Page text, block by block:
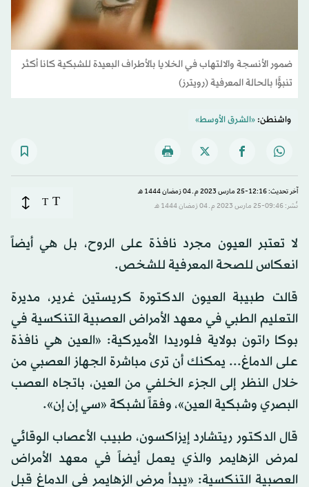
ضمور الأنسجة والالتهاب في الخلايا بالأطراف البعيدة للشبكية كانا أكثر
تنبؤًا بالحالة المعرفية (رويترز)
واشنطن:«الشرق الأوسط»
آخر تحديث: 12:16-25 مارس 2023 م ـ 04 رَمضان 1444 هـ
نُشر: 09:46-25 مارس 2023 م ـ 04 رَمضان 1444 هـ
T
T
لا تعتبر العيون مجرد نافذة على الروح، بل هي أيضاً
انعكاس للصحة المعرفية للشخص.
قالت طبيبة العيون الدكتورة كريستين غرير، مديرة
التعليم الطبي في معهد الأمراض العصبية التنكسية في
بوكا راتون بولاية فلوريدا الأميركية: «العين هي نافذة
على الدماغ... يمكنك أن ترى مباشرة الجهاز العصبي من
خلال النظر إلى الجزء الخلفي من العين، باتجاه العصب
البصري وشبكية العين»، وفقاً لشبكة «سي إن إن».
قال الدكتور ريتشارد إيزاكسون، طبيب الأعصاب الوقائي
لمرض الزهايمر والذي يعمل أيضاً في معهد الأمراض
العصبية التنكسية: «يبدأ مرض الزهايمر في الدماغ قبل